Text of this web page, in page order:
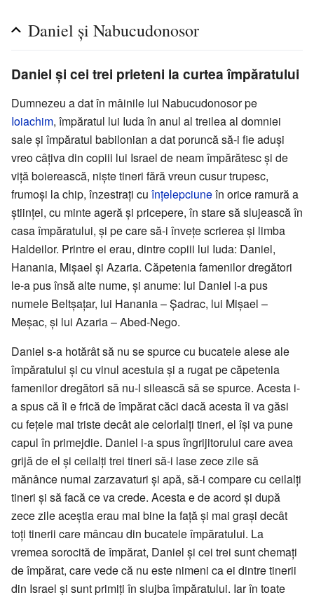
Daniel și Nabucudonosor
Daniel și cei trei prieteni la curtea împăratului
Dumnezeu a dat în mâinile lui Nabucudonosor pe
Ioiachim, împăratul lui Iuda în anul al treilea al domniei
sale și împăratul babilonian a dat poruncă să-i fie aduși
vreo câțiva din copiii lui Israel de neam împărătesc și de
viță boierească, niște tineri fără vreun cusur trupesc,
frumoși la chip, înzestrați cu înțelepciuneîn orice ramură a
științei, cu minte ageră și pricepere, în stare să slujească în
casa împăratului, și pe care să-i învețe scrierea și limba
Haldeilor. Printre ei erau, dintre copiii lui Iuda: Daniel,
Hanania, Mișael și Azaria. Căpetenia famenilor dregători
le-a pus însă alte nume, și anume: lui Daniel i-a pus
numele Beltșațar, lui Hanania – Șadrac, lui Mișael –
Meșac, și lui Azaria – Abed-Nego.
Daniel s-a hotărât să nu se spurce cu bucatele alese ale
împăratului și cu vinul acestuia și a rugat pe căpetenia
famenilor dregători să nu-l silească să se spurce. Acesta i-
a spus că îi e frică de împărat căci dacă acesta îi va găsi
cu fețele mai triste decât ale celorlalți tineri, el își va pune
capul în primejdie. Daniel i-a spus îngrijitorului care avea
grijă de el și ceilalți trei tineri să-i lase zece zile să
mănânce numai zarzavaturi și apă, să-i compare cu ceilalți
tineri și să facă ce va crede. Acesta e de acord și după
zece zile aceștia erau mai bine la față și mai grași decât
toți tinerii care mâncau din bucatele împăratului. La
vremea sorocită de împărat, Daniel și cei trei sunt chemați
de împărat, care vede că nu este nimeni ca ei dintre tinerii
din Israel și sunt primiți în slujba împăratului. Iar în toate